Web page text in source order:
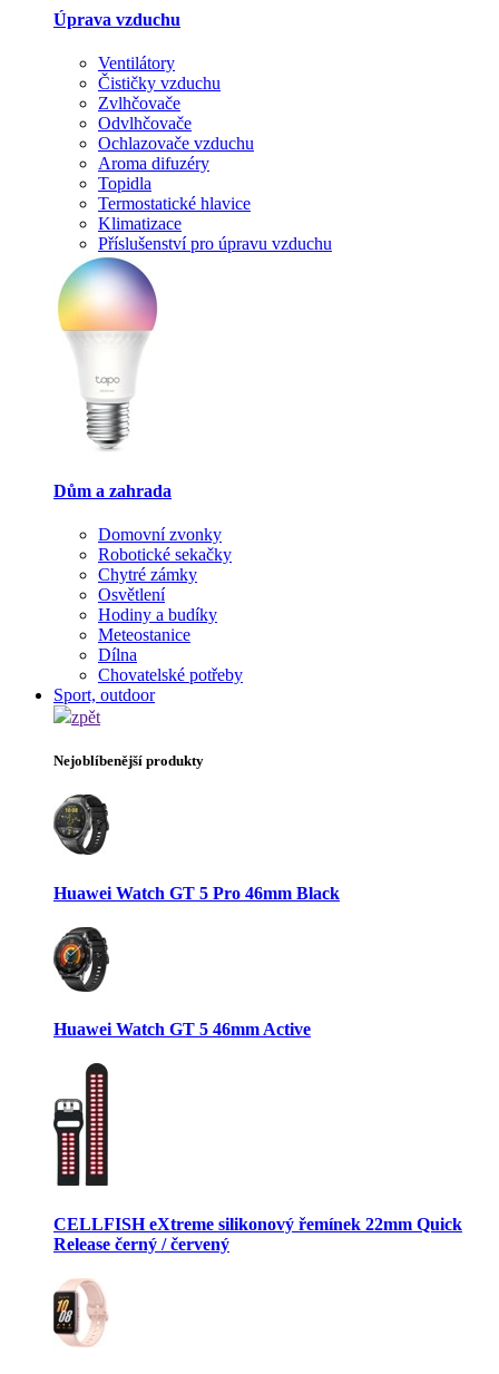
Úprava vzduchu
Ventilátory
Čističky vzduchu
Zvlhčovače
Odvlhčovače
Ochlazovače vzduchu
Aroma difuzéry
Topidla
Termostatické hlavice
Klimatizace
Příslušenství pro úpravu vzduchu
Dům a zahrada
Domovní zvonky
Robotické sekačky
Chytré zámky
Osvětlení
Hodiny a budíky
Meteostanice
Dílna
Chovatelské potřeby
Sport, outdoor
zpět
Nejoblíbenější produkty
Huawei Watch GT 5 Pro 46mm Black
Huawei Watch GT 5 46mm Active
CELLFISH eXtreme silikonový řemínek 22mm Quick
Release černý / červený